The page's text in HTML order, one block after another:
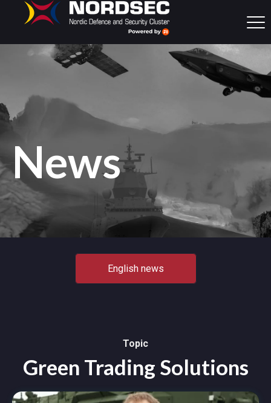
News
English news
Topic
Green Trading Solutions